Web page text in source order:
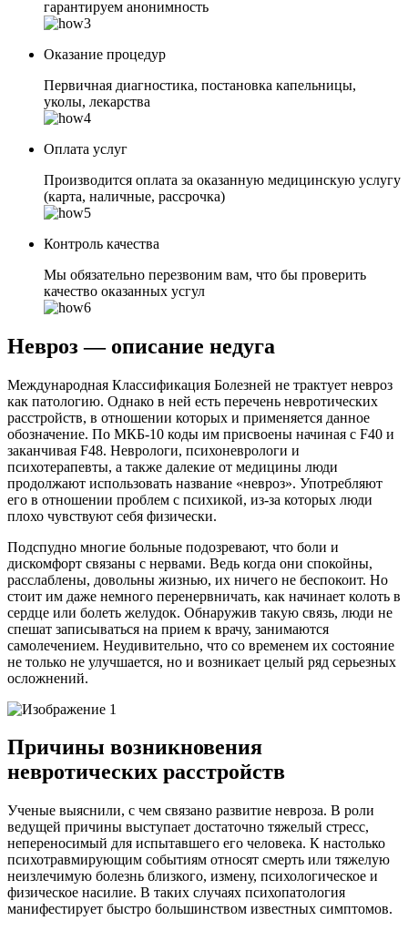
гарантируем анонимность
Оказание процедур
Первичная диагностика, постановка капельницы,
уколы, лекарства
Оплата услуг
Производится оплата за оказанную медицинскую услугу
(карта, наличные, рассрочка)
Контроль качества
Мы обязательно перезвоним вам, что бы проверить
качество оказанных усгул
Невроз — описание недуга
Международная Классификация Болезней не трактует невроз
как патологию. Однако в ней есть перечень невротических
расстройств, в отношении которых и применяется данное
обозначение. По МКБ-10 коды им присвоены начиная с F40 и
заканчивая F48. Неврологи, психоневрологи и
психотерапевты, а также далекие от медицины люди
продолжают использовать название «невроз». Употребляют
его в отношении проблем с психикой, из-за которых люди
плохо чувствуют себя физически.
Подспудно многие больные подозревают, что боли и
дискомфорт связаны с нервами. Ведь когда они спокойны,
расслаблены, довольны жизнью, их ничего не беспокоит. Но
стоит им даже немного перенервничать, как начинает колоть в
сердце или болеть желудок. Обнаружив такую связь, люди не
спешат записываться на прием к врачу, занимаются
самолечением. Неудивительно, что со временем их состояние
не только не улучшается, но и возникает целый ряд серьезных
осложнений.
Причины возникновения
невротических расстройств
Ученые выяснили, с чем связано развитие невроза. В роли
ведущей причины выступает достаточно тяжелый стресс,
непереносимый для испытавшего его человека. К настолько
психотравмирующим событиям относят смерть или тяжелую
неизлечимую болезнь близкого, измену, психологическое и
физическое насилие. В таких случаях психопатология
манифестирует быстро большинством известных симптомов.